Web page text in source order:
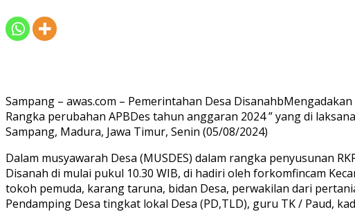
Sampang – awas.com – Pemerintahan Desa
Rangka perubahan APBDes tahun anggaran 2024 ” yang di
Sampang, Madura, Jawa Timur, Senin (05/08/2024)
Dalam musyawarah Desa (MUSDES) dalam rangka penyusunan
Disanah di mulai pukul 10.30 WIB, di hadiri oleh forkomfincam
tokoh pemuda, karang taruna, bidan Desa, perwakilan dari
Pendamping Desa tingkat lokal Desa (PD,TLD), guru TK / Paud,